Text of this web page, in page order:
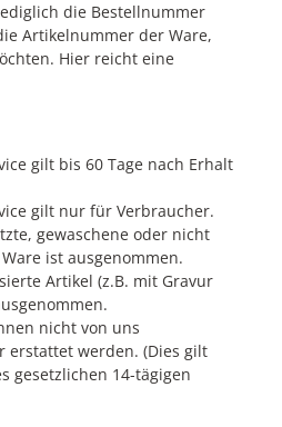
die Bestellnummer
Artikelnummer der Ware,
Hier reicht eine
gilt bis 60 Tage nach Erhalt
gilt nur für Verbraucher.
gewaschene oder nicht
ist ausgenommen.
Artikel (z.B. mit Gravur
nicht von uns
erstattet werden. (Dies gilt
gesetzlichen 14-tägigen